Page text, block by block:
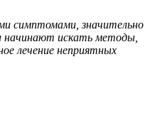
симптомами, значительно
искать методы,
лечение неприятных